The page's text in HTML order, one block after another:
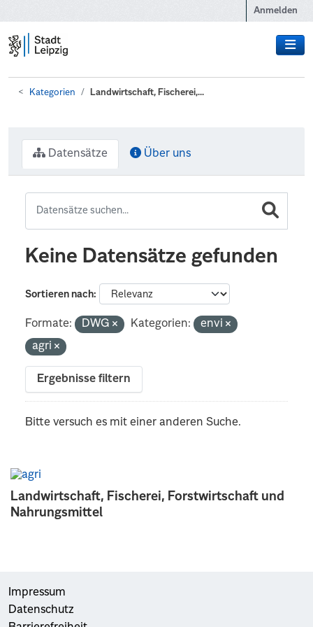
Anmelden
Kategorien Landwirtschaft, Fischerei,...
Landwirtschaft, Fischerei, Forstwirtschaft und
Nahrungsmittel
Datensätze Über uns
Keine Datensätze gefunden
Sortieren nach
Formate: DWG Kategorien:
envi
agri
Ergebnisse filtern
Bitte versuch es mit einer anderen Suche.
Impressum
Datenschutz